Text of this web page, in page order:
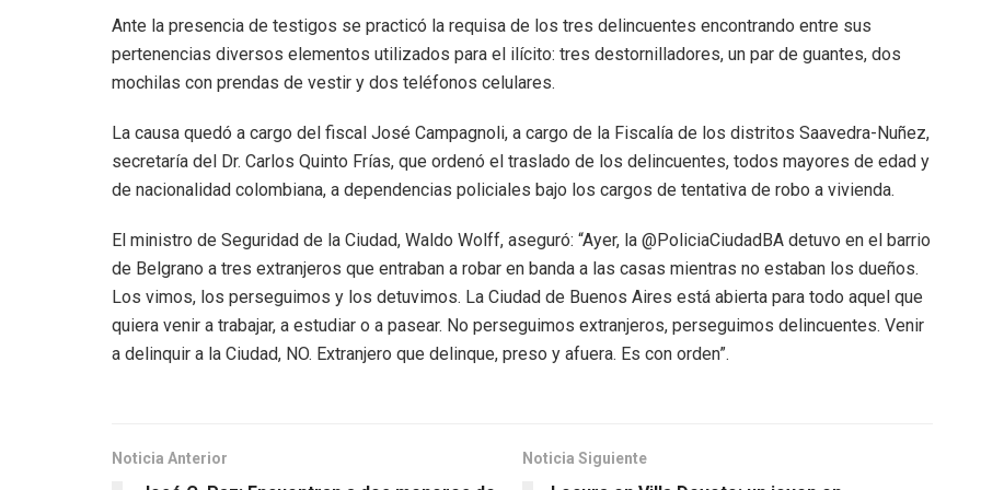
Ante la presencia de testigos se practicó la requisa de los tres delincuentes encontrando entre sus
pertenencias diversos elementos utilizados para el ilícito: tres destornilladores, un par de guantes, dos
mochilas con prendas de vestir y dos teléfonos celulares.
La causa quedó a cargo del fiscal José Campagnoli, a cargo de la Fiscalía de los distritos Saavedra-Nuñez,
secretaría del Dr. Carlos Quinto Frías, que ordenó el traslado de los delincuentes, todos mayores de edad y
de nacionalidad colombiana, a dependencias policiales bajo los cargos de tentativa de robo a vivienda.
El ministro de Seguridad de la Ciudad, Waldo Wolff, aseguró: “Ayer, la @PoliciaCiudadBA detuvo en el barrio
de Belgrano a tres extranjeros que entraban a robar en banda a las casas mientras no estaban los dueños.
Los vimos, los perseguimos y los detuvimos. La Ciudad de Buenos Aires está abierta para todo aquel que
quiera venir a trabajar, a estudiar o a pasear. No perseguimos extranjeros, perseguimos delincuentes. Venir
a delinquir a la Ciudad, NO. Extranjero que delinque, preso y afuera. Es con orden”.
Noticia Anterior Noticia Siguiente